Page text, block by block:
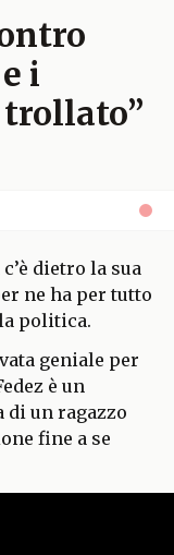
i
dietro la sua
ne ha per tutto
politica.
geniale per
è un
di un ragazzo
fine a se